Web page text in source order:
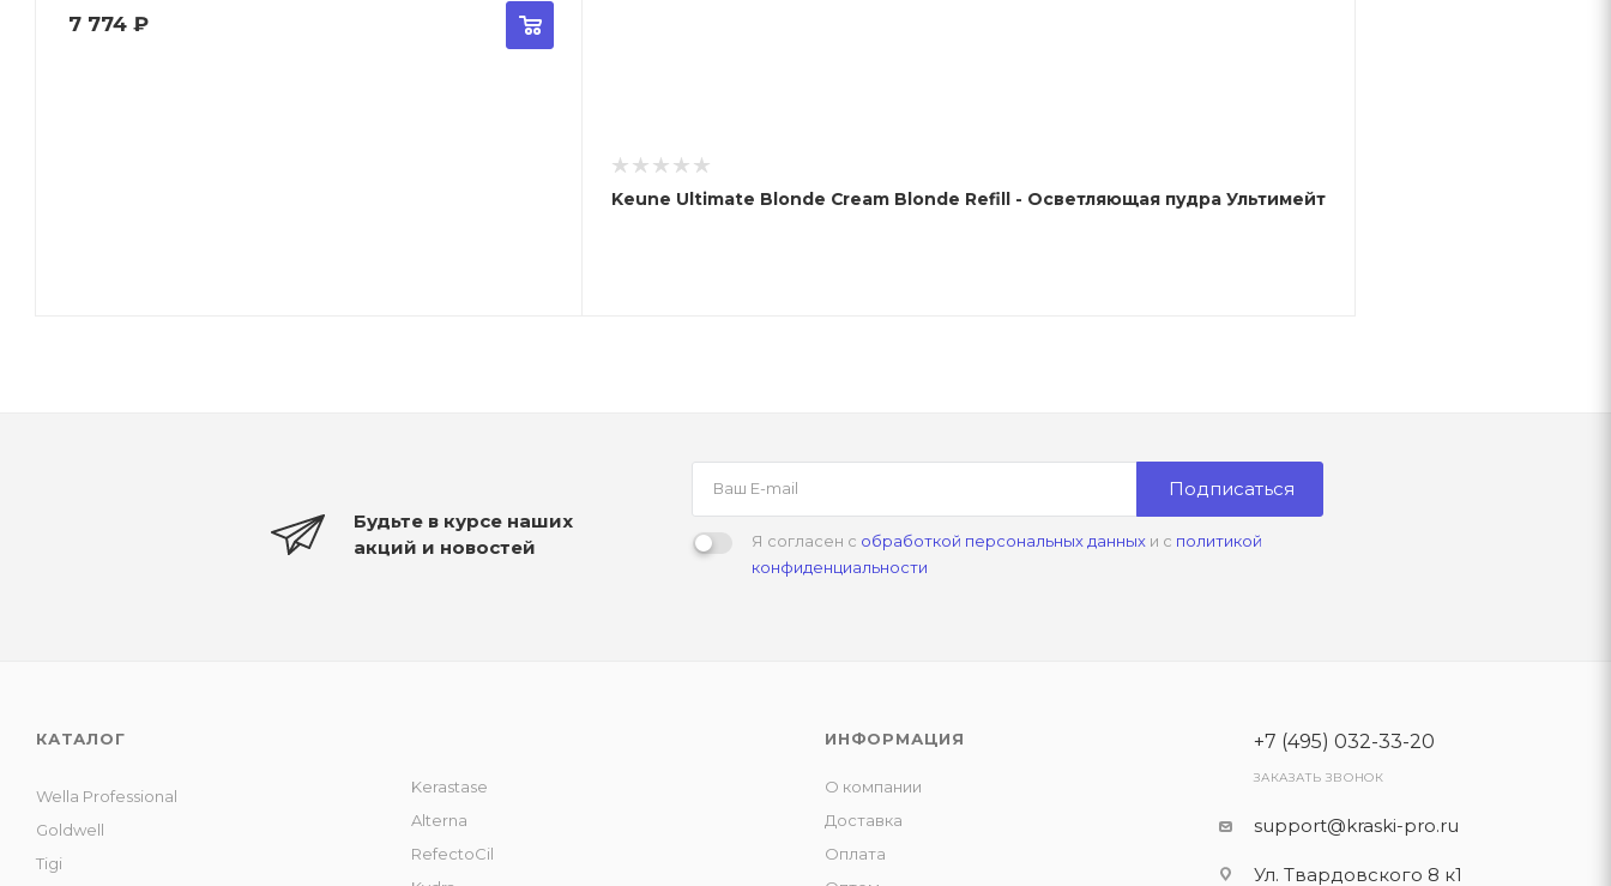
7 774 ₽
Keune Ultimate Blonde Cream Blonde Refill - Осветляющая пудра Ультимейт
Будьте в курсе наших
акций и новостей
Подписаться
Я согласен с обработкой персональных данныхи с политикой
конфиденциальности
КАТАЛОГ
Wella Professional
Goldwell
Tigi
Kerastase
Alterna
RefectoCil
ИНФОРМАЦИЯ
О компании
Доставка
Оплата
+7 (495) 032-33-20
ЗАКАЗАТЬ ЗВОНОК
support@kraski-pro.ru
Ул. Твардовского 8 к1